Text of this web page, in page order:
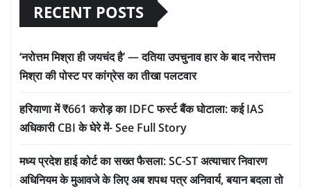
RECENT POSTS
‘नरोत्तम मिश्रा ही जयचंद है’ — दतिया उपचुनाव हार के बाद नरोत्तम
मिश्रा की पोस्ट पर कांग्रेस का तीखा पलटवार
हरियाणा में ₹661 करोड़ का IDFC फर्स्ट बैंक घोटाला: कई IAS
अधिकारी CBI के घेरे में- See Full Story
मध्य प्रदेश हाई कोर्ट का सख्त फैसला: SC-ST अत्याचार निवारण
अधिनियम के मुआवजे के लिए अब शपथ पत्र अनिवार्य, बयान बदला तो